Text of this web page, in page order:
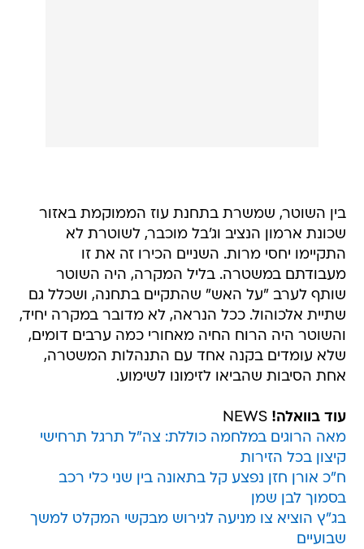
בין השוטר, שמשרת בתחנת עוז הממוקמת באזור
שכונת ארמון הנציב וג'בל מוכבר, לשוטרת לא
התקיימו יחסי מרות. השניים הכירו זה את זו
מעבודתם במשטרה. בליל המקרה, היה השוטר
שותף לערב "על האש" שהתקיים בתחנה, ושכלל גם
שתיית אלכוהול. ככל הנראה, לא מדובר במקרה יחיד,
והשוטר היה הרוח החיה מאחורי כמה ערבים דומים,
שלא עומדים בקנה אחד עם התנהלות המשטרה,
אחת הסיבות שהביאו לזימונו לשימוע.
עוד בוואלה! NEWS
מאה הרוגים במלחמה כוללת: צה"ל תרגל תרחישי
קיצון בכל הזירות
ח"כ אורן חזן נפצע קל בתאונה בין שני כלי רכב
בסמוך לבן שמן
בג"ץ הוציא צו מניעה לגירוש מבקשי המקלט למשך
שבועיים